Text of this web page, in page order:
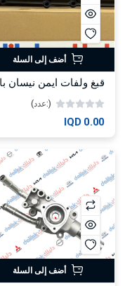
أضف إلى السلة
(:عدد)
0.00 IQD
أضف إلى السلة